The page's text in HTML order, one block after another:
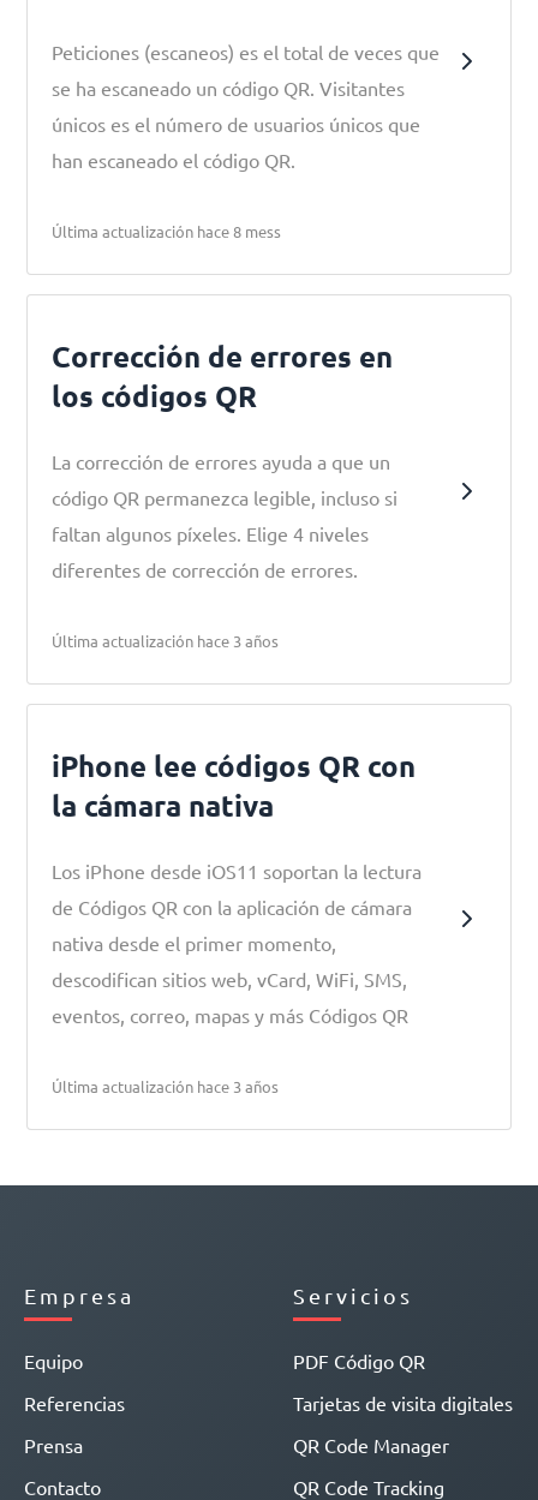
Peticiones (escaneos) es el total de veces que
se ha escaneado un código QR. Visitantes
únicos es el número de usuarios únicos que
han escaneado el código QR.
Última actualización hace 8 mess
Corrección de errores en
los códigos QR
La corrección de errores ayuda a que un
código QR permanezca legible, incluso si
faltan algunos píxeles. Elige 4 niveles
diferentes de corrección de errores.
Última actualización hace 3 años
iPhone lee códigos QR con
la cámara nativa
Los iPhone desde iOS11 soportan la lectura
de Códigos QR con la aplicación de cámara
nativa desde el primer momento,
descodifican sitios web, vCard, WiFi, SMS,
eventos, correo, mapas y más Códigos QR
Última actualización hace 3 años
Empresa
Equipo
Referencias
Prensa
Contacto
Servicios
PDF Código QR
Tarjetas de visita digitales
QR Code Manager
QR Code Tracking